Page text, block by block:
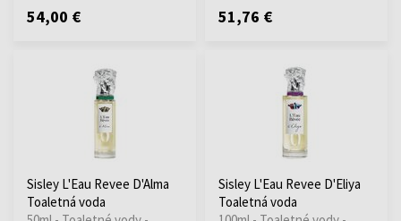
54,00 € 51,76 €
Sisley L'Eau Revee D'Alma
Toaletná voda
Sisley L'Eau Revee D'Eliya
Toaletná voda